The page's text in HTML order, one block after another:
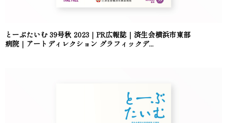
とーぶたいむ 39号秋 2023｜PR広報誌｜済生会横浜市東部
病院｜アートディレクション グラフィックデ...